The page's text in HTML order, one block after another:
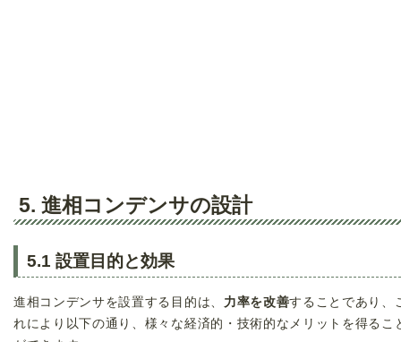
5. 進相コンデンサの設計
5.1 設置目的と効果
進相コンデンサを設置する目的は、 力率を改善することであり、
れにより以下の通り、様々な経済的・技術的なメリットを得るこ